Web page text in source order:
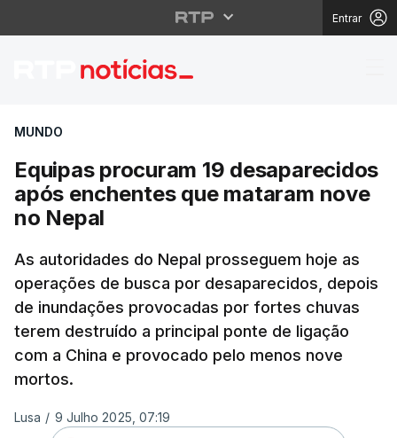
Entrar
Equipas procuram 19
MUNDO
Equipas procuram 19 desaparecidos
após enchentes que mataram nove
no Nepal
As autoridades do Nepal prosseguem hoje as
operações de busca por desaparecidos, depois
de inundações provocadas por fortes chuvas
terem destruído a principal ponte de ligação
com a China e provocado pelo menos nove
mortos.
Lusa / 9 Julho 2025, 07:19